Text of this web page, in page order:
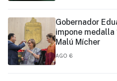
Gobernador
impone medalla
Malú Mícher
AGO 6